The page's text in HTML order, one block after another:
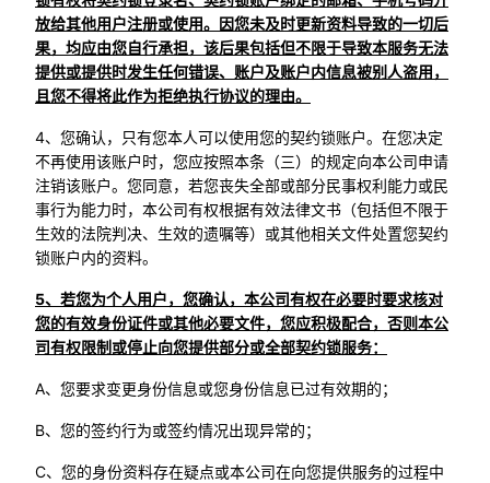
放给其他用户注册或使用。因您未及时更新资料导致的一切后
果，均应由您自行承担，该后果包括但不限于导致本服务无法
提供或提供时发生任何错误、账户及账户内信息被别人盗用，
且您不得将此作为拒绝执行协议的理由。
4、您确认，只有您本人可以使用您的契约锁账户。在您决定
不再使用该账户时，您应按照本条（三）的规定向本公司申请
注销该账户。您同意，若您丧失全部或部分民事权利能力或民
事行为能力时，本公司有权根据有效法律文书（包括但不限于
生效的法院判决、生效的遗嘱等）或其他相关文件处置您契约
锁账户内的资料。
5、若您为个人用户，您确认，本公司有权在必要时要求核对
您的有效身份证件或其他必要文件，您应积极配合，否则本公
司有权限制或停止向您提供部分或全部契约锁服务：
A、您要求变更身份信息或您身份信息已过有效期的；
B、您的签约行为或签约情况出现异常的；
C、您的身份资料存在疑点或本公司在向您提供服务的过程中